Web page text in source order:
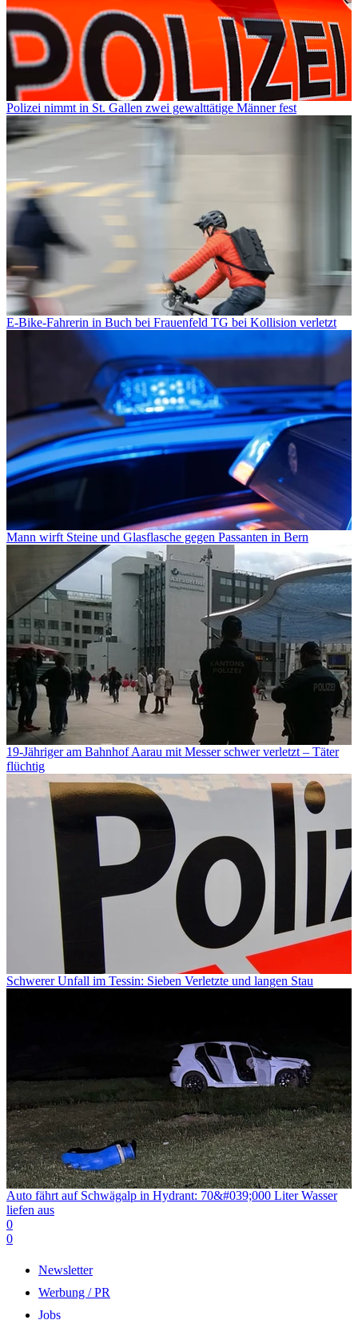
Polizei nimmt in St. Gallen zwei gewalttätige Männer fest
E-Bike-Fahrerin in Buch bei Frauenfeld TG bei Kollision verletzt
Mann wirft Steine und Glasflasche gegen Passanten in Bern
19-Jähriger am Bahnhof Aarau mit Messer schwer verletzt – Täter
flüchtig
Schwerer Unfall im Tessin: Sieben Verletzte und langen Stau
Auto fährt auf Schwägalp in Hydrant: 70&#039;000 Liter Wasser
liefen aus
0
0
Newsletter
Werbung / PR
Jobs